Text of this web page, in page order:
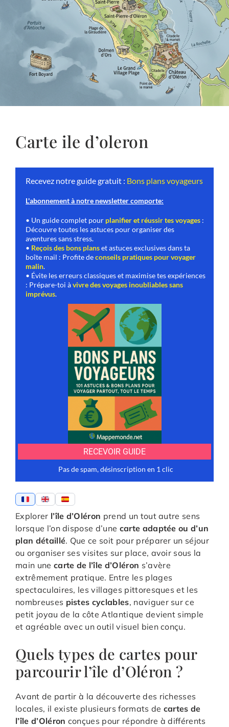
Carte ile d’oleron
Explorer l’île d’Oléron prend un tout autre sens
lorsque l’on dispose d’une carte adaptée ou d’un
plan détaillé. Que ce soit pour préparer un séjour
ou organiser ses visites sur place, avoir sous la
main une carte de l’île d’Oléron s’avère
extrêmement pratique. Entre les plages
spectaculaires, les villages pittoresques et les
nombreuses pistes cyclables, naviguer sur ce
petit joyau de la côte Atlantique devient simple
et agréable avec un outil visuel bien conçu.
Quels types de cartes pour
parcourir l’île d’Oléron ?
Avant de partir à la découverte des richesses
locales, il existe plusieurs formats de cartes de
l’île d’Oléron conçues pour répondre à différents